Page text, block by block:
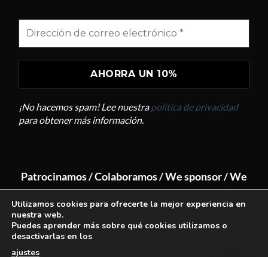
¡No hacemos spam! Lee nuestra política de privacidad
para obtener más información.
Patrocinamos / Colaboramos / We sponsor / We
collaborate
¿QUÉ PRODUCTOS TENÉIS?
¿DÓNDE PUEDO COMPRAR?
Utilizamos cookies para ofrecerte la mejor experiencia en
nuestra web.
Puedes aprender más sobre qué cookies utilizamos o
desactivarlas en los
ajustes